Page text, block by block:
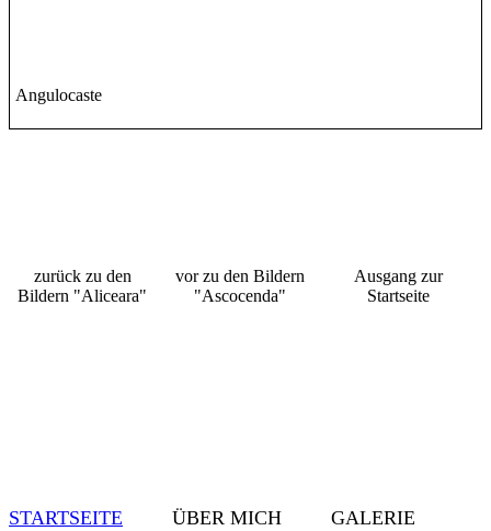
Angulocaste
zurück zu den
Bildern "Aliceara"
vor zu den Bildern
"Ascocenda"
Ausgang zur
Startseite
STARTSEITE ÜBER MICH GALERIE